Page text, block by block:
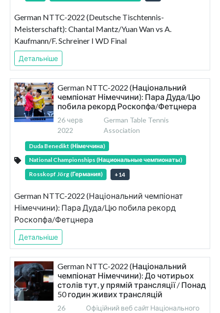
German NTTC-2022 (Deutsche Tischtennis-
Meisterschaft): Chantal Mantz/Yuan Wan vs A.
Kaufmann/F. Schreiner I WD Final
Детальніше
German NTTC-2022 (Національний
чемпіонат Німеччини): Пара Дуда/Цю
побила рекорд Роскопфа/Фетцнера
26 черв
2022
German Table Tennis
Association
Duda Benedikt (Німеччина)
National Championships (Национальные чемпионаты)
Rosskopf Jörg (Германия)
+14
German NTTC-2022 (Національний чемпіонат
Німеччини): Пара Дуда/Цю побила рекорд
Роскопфа/Фетцнера
Детальніше
German NTTC-2022 (Національний
чемпіонат Німеччини): До чотирьох
столів тут, у прямій трансляції / Понад
50 годин живих трансляцій
26
Офіційний веб сайт Національного